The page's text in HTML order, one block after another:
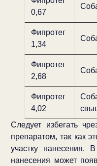
0,67
Фипротег
1,34
Фипротег
2,68
Фипротег
4,02
Следует избегать
препаратом, так как
участку нанесения.
нанесения может